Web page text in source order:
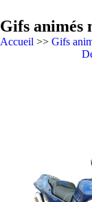
Gifs animés
Accueil >> Gifs